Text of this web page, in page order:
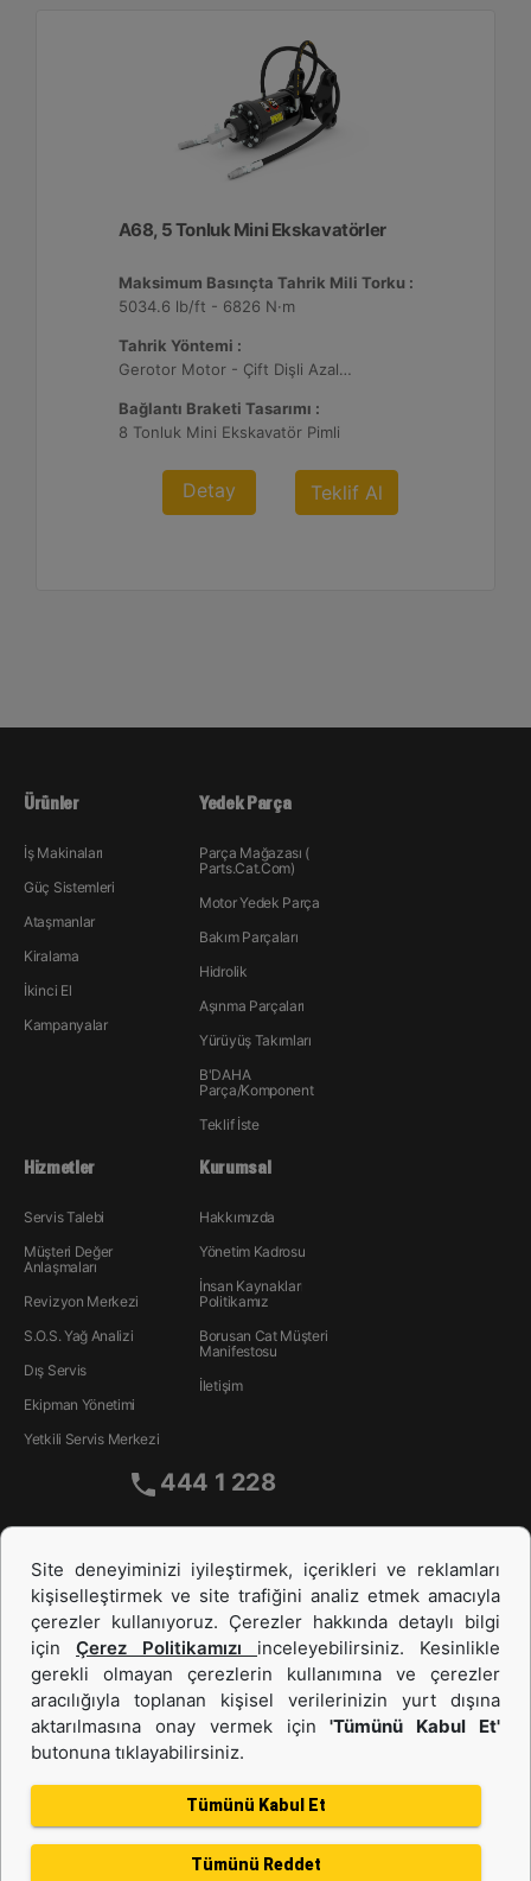
A68, 5 Tonluk Mini Ekskavatörler
Maksimum Basınçta Tahrik Mili Torku :
5034.6 lb/ft - 6826 N·m
Tahrik Yöntemi :
Gerotor Motor - Çift Dişli Azaltma
Bağlantı Braketi Tasarımı :
8 Tonluk Mini Ekskavatör Pimli
Detay Teklif Al
Ürünler
İş Makinaları
Güç Sistemleri
Ataşmanlar
Kiralama
İkinci El
Kampanyalar
Yedek Parça
Parça Mağazası (
Parts.Cat.Com)
Motor Yedek Parça
Bakım Parçaları
Hidrolik
Aşınma Parçaları
Yürüyüş Takımları
B'DAHA
Parça/Komponent
Teklif İste
Hizmetler
Servis Talebi
Müşteri Değer
Anlaşmaları
Revizyon Merkezi
S.O.S. Yağ Analizi
Dış Servis
Ekipman Yönetimi
Yetkili Servis Merkezi
Kurumsal
Hakkımızda
Yönetim Kadrosu
İnsan Kaynakları
Politikamız
Borusan Cat Müşteri
Manifestosu
İletişim
444 1 228
İş Makinası ve Güç Sistemleri
İkinci el ve Kiralama
Site deneyiminizi iyileştirmek, içerikleri ve reklamları
kişiselleştirmek ve site trafiğini analiz etmek amacıyla
çerezler kullanıyoruz. Çerezler hakkında detaylı bilgi
için Çerez Politikamızı inceleyebilirsiniz. Kesinlikle
gerekli olmayan çerezlerin kullanımına ve çerezler
aracılığıyla toplanan kişisel verilerinizin yurt dışına
aktarılmasına onay vermek için'Tümünü Kabul Et'
butonuna tıklayabilirsiniz.
Tümünü Kabul Et
Tümünü Reddet